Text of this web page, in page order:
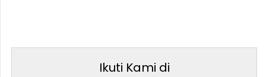
Ikuti Kami di